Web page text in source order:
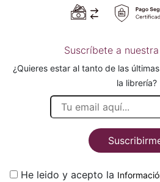
Suscríbete a
¿Quieres estar al tanto de las
la librería?
He leido y acepto la